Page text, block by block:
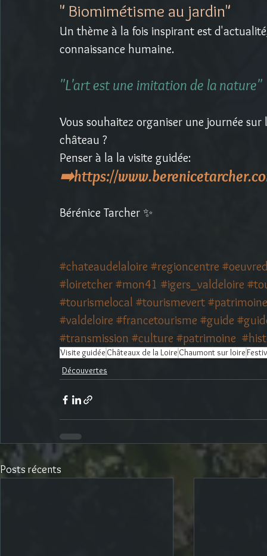
" Biomimétisme au jardin"
Un thème à la fois inspirant est
connaissance humaine.
"L'art est une imitation de la nature"
Vous souhaitez organiser une journée
château ?
Penser à la la visite guidée:
➡️https://
Bérénice Tarcher ✨
#chateaudelaloire #regioncentre
#loiretcher #mon41 #igers_valdeloire
#tourismelocal #tourismevert
#valdeloire #francetourisme #guide
#transmission #culture #patrimoine
Visite guidée Châteaux de la Loire Chaumont sur loire
Découvertes
Posts récents